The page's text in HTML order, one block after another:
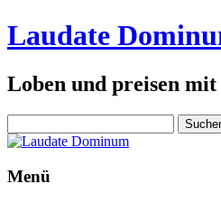
Laudate
Loben und preisen
nach:
Menü